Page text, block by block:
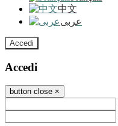
中文
عربى
Accedi
Accedi
button close ×